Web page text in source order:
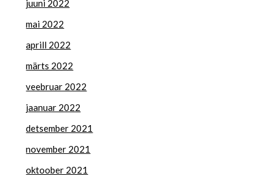
juuni 2022
mai 2022
aprill 2022
märts 2022
veebruar 2022
jaanuar 2022
detsember 2021
november 2021
oktoober 2021